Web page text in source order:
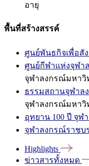
อายุ
พื้นที่สร้างสรรค์
ศูนย์พันธกิจเพื่อสั
ศูนย์กีฬาแห่งจุฬา
จุฬาลงกรณ์มหาวิ
ธรรมสถานจุฬาล
จุฬาลงกรณ์มหาวิ
อุทยาน 100 ปี จุฬ
จุฬาลงกรณ์ราชบ
Highlights
ข่าวสารทั้งหมด